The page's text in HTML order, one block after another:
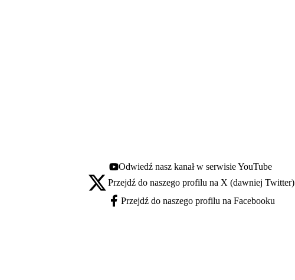
Youtube - otwiera się w nowej karcie
Odwiedź nasz kanał w serwisie YouTube
X - otwiera się w nowej karcie
Przejdź do naszego profilu na X (dawniej Twitter)
Facebook - otwiera się w nowej karcie
Przejdź do naszego profilu na Facebooku